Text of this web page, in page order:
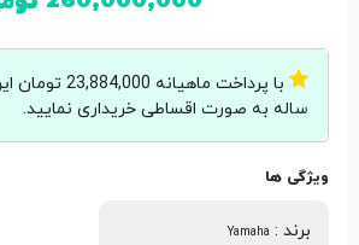
با پرداخت
ساله به صورت اقساطی خریداری نمایید.
ویژگی ها
برند :
Yamaha